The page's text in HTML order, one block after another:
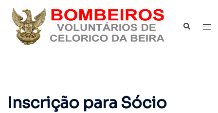
Inscrição para Sócio